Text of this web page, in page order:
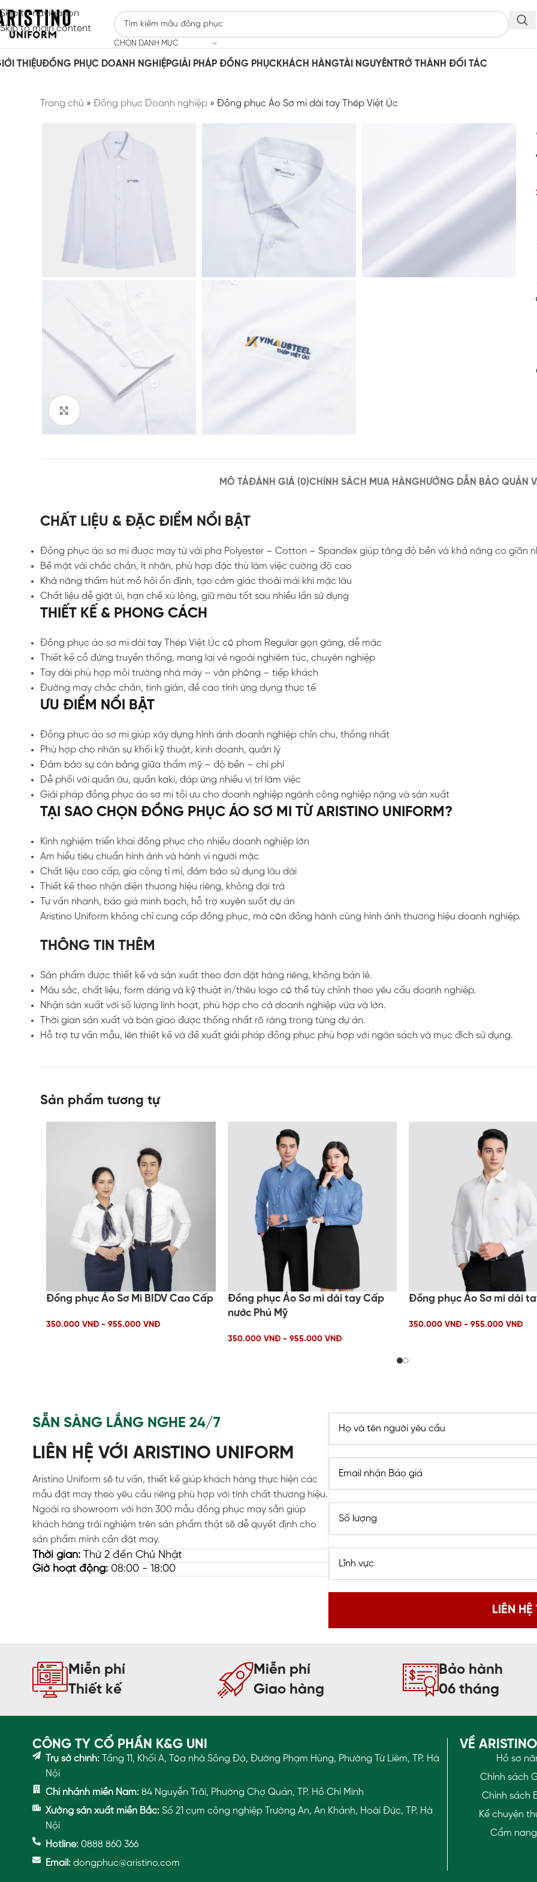
Skip to navigation
Skip to main content
CHỌN DANH MỤC
THIỆUĐỒNG PHỤC DOANH NGHIỆPGIẢI PHÁP ĐỒNG PHỤC KHÁCH HÀNGTÀI NGUYÊNTRỞ THÀNH ĐỐI TÁC
Trang chủ »Đồng phục Doanh nghiệp »Đồng phục Áo Sơ mi dài tay Thép Việt Úc
MÔ TẢĐÁNH GIÁ (0)CHÍNH SÁCH MUA HÀNG HƯỚNG DẪN BẢO QUẢN
CHẤT LIỆU & ĐẶC ĐIỂM NỔI BẬT
Đồng phục áo sơ mi được may từ vải pha Polyester – Cotton – Spandex giúp tăng độ bền và khả năng co giãn
Bề mặt vải chắc chắn, ít nhăn, phù hợp đặc thù làm việc cường độ cao
Khả năng thấm hút mồ hôi ổn định, tạo cảm giác thoải mái khi mặc lâu
Chất liệu dễ giặt ủi, hạn chế xù lông, giữ màu tốt sau nhiều lần sử dụng
THIẾT KẾ & PHONG CÁCH
Đồng phục áo sơ mi dài tay Thép Việt Úc có phom Regular gọn gàng, dễ mặc
Thiết kế cổ đứng truyền thống, mang lại vẻ ngoài nghiêm túc, chuyên nghiệp
Tay dài phù hợp môi trường nhà máy – văn phòng – tiếp khách
Đường may chắc chắn, tinh giản, đề cao tính ứng dụng thực tế
ƯU ĐIỂM NỔI BẬT
Đồng phục áo sơ mi giúp xây dựng hình ảnh doanh nghiệp chỉn chu, thống nhất
Phù hợp cho nhân sự khối kỹ thuật, kinh doanh, quản lý
Đảm bảo sự cân bằng giữa thẩm mỹ – độ bền – chi phí
Dễ phối với quần âu, quần kaki, đáp ứng nhiều vị trí làm việc
Giải pháp đồng phục áo sơ mi tối ưu cho doanh nghiệp ngành công nghiệp nặng và sản xuất
TẠI SAO CHỌN ĐỒNG PHỤC ÁO SƠ MI TỪ ARISTINO UNIFORM?
Kinh nghiệm triển khai đồng phục cho nhiều doanh nghiệp lớn
Am hiểu tiêu chuẩn hình ảnh và hành vi người mặc
Chất liệu cao cấp, gia công tỉ mỉ, đảm bảo sử dụng lâu dài
Thiết kế theo nhận diện thương hiệu riêng, không đại trà
Tư vấn nhanh, báo giá minh bạch, hỗ trợ xuyên suốt dự án
Aristino Uniform không chỉ cung cấp đồng phục, mà còn đồng hành cùng hình ảnh thương hiệu doanh nghiệp.
THÔNG TIN THÊM
Sản phẩm được thiết kế và sản xuất theo đơn đặt hàng riêng, không bán lẻ.
Màu sắc, chất liệu, form dáng và kỹ thuật in/thêu logo có thể tùy chỉnh theo yêu cầu doanh nghiệp.
Nhận sản xuất với số lượng linh hoạt, phù hợp cho cả doanh nghiệp vừa và lớn.
Thời gian sản xuất và bàn giao được thống nhất rõ ràng trong từng dự án.
Hỗ trợ tư vấn mẫu, lên thiết kế và đề xuất giải pháp đồng phục phù hợp với ngân sách và mục đích sử dụng.
Sản phẩm tương tự
Đồng phục Áo Sơ Mi BIDV Cao Cấp
350.000 VNĐ - 955.000 VNĐ
Đồng phục Áo Sơ mi dài tay Cấp
nước Phú Mỹ
350.000 VNĐ - 955.000 VNĐ
Đồng phục Áo Sơ mi dài
350.000 VNĐ - 955.000 VNĐ
SẴN SÀNG LẮNG NGHE 24/7
LIÊN HỆ VỚI ARISTINO UNIFORM
Aristino Uniform sẽ tư vấn, thiết kế giúp khách hàng thực hiện các
mẫu đặt may theo yêu cầu riêng phù hợp với tính chất thương hiệu.
Ngoài ra showroom với hơn 300 mẫu đồng phục may sẵn giúp
khách hàng trải nghiệm trên sản phẩm thật sẽ dễ quyết định cho
sản phẩm mình cần đặt may.
Thời gian:Thứ 2 đến Chủ Nhật
Giờ hoạt động:08:00 - 18:00
Miễn phí
Thiết kế
Miễn phí
Giao hàng
Bảo hành
06 tháng
CÔNG TY CỔ PHẦN K&G UNI
Trụ sở chính: Tầng 11, Khối A, Tòa nhà Sông Đà, Đường Phạm Hùng, Phường Từ Liêm, TP. Hà
Nội
Chi nhánh miền Nam: 84 Nguyễn Trãi, Phường Chợ Quán, TP. Hồ Chí Minh
Xưởng sản xuất miền Bắc: Số 21 cụm công nghiệp Trường An, An Khánh, Hoài Đức, TP. Hà
Nội
Hotline: 0888 860 366
Email: dongphuc@aristino.com
VỀ
Hồ sơ
Chính sách
Chính sách
Kể chuyện
Cẩm